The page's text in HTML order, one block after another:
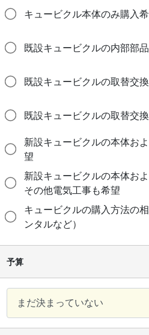
キュービクル本体のみ購入
既設キュービクルの内部部
既設キュービクルの取替交換
既設キュービクルの取替交換
新設キュービクルの本体お
望
新設キュービクルの本体お
その他電気工事も希望
キュービクルの購入方法の
ンタルなど）
予算